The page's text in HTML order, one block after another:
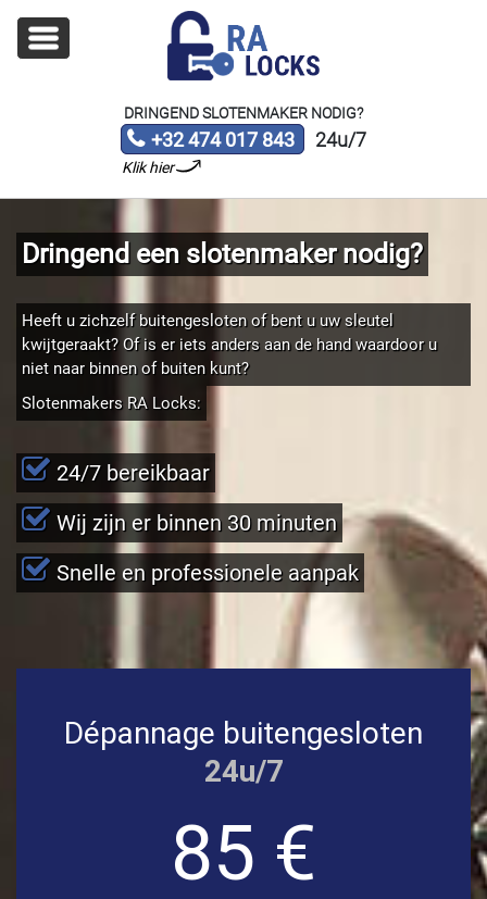
DRINGEND SLOTENMAKER NODIG?
+32 474 017 843
Klik hier
24u/7
Dringend een slotenmaker nodig?
Heeft u zichzelf buitengesloten of bent u uw sleutel
kwijtgeraakt? Of is er iets anders aan de hand waardoor u
niet naar binnen of buiten kunt?
Slotenmakers RA Locks:
24/7 bereikbaar
Wij zijn er binnen 30 minuten
Snelle en professionele aanpak
Dépannage buitengesloten
24u/7
85 €